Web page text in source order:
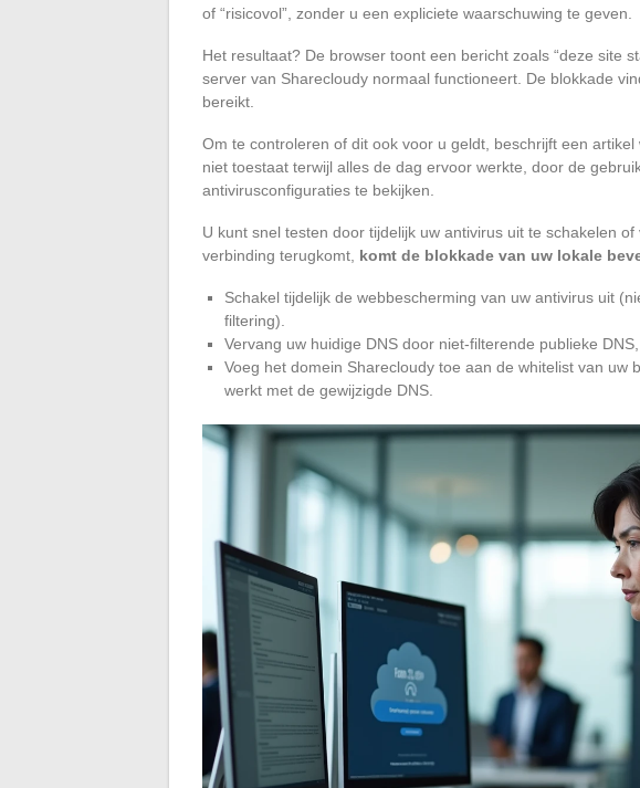
of “risicovol”, zonder u een expliciete waarschuwing te geven.
Het resultaat? De browser toont een bericht zoals “deze site
server van Sharecloudy normaal functioneert. De blokkade
bereikt.
Om te controleren of dit ook voor u geldt, beschrijft een
niet toestaat terwijl alles de dag ervoor werkte, door de
antivirusconfiguraties te bekijken.
U kunt snel testen door tijdelijk uw antivirus uit te schakelen
verbinding terugkomt, komt de blokkade van uw lokale
Schakel tijdelijk de webbescherming van uw antivirus uit
filtering).
Vervang uw huidige DNS door niet-filterende publieke
Voeg het domein Sharecloudy toe aan de whitelist van uw
werkt met de gewijzigde DNS.